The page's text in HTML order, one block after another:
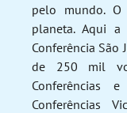
pelo mundo.
planeta. Aqui
Conferência São
de 250 mil
Conferências
Conferências